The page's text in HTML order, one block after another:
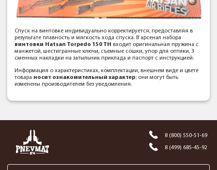
Спуск на винтовке индивидуально корректируется, предоставляя в
результате плавность и мягкость хода спуска. В арсенал набора
винтовки Hatsan Torpedo 150 TH входит оригинальная пружина с
манжетой, шестигранные ключи, съемные сошки, упор для оптики, 3
сменных накладки на затыльник приклада и паспорт с инструкцией.
Информация о характеристиках, комплектации, внешнем виде и цвете
товара носит ознакомительный характер; они могут быть
изменены производителем без уведомления.
8 (800) 550-51-69
8 (499) 685-45-92